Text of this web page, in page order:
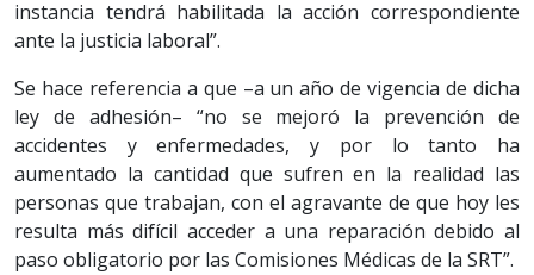
instancia tendrá habilitada la acción correspondiente
ante la justicia laboral”.
Se hace referencia a que –a un año de vigencia de dicha
ley de adhesión– “no se mejoró la prevención de
accidentes y enfermedades, y por lo tanto ha
aumentado la cantidad que sufren en la realidad las
personas que trabajan, con el agravante de que hoy les
resulta más difícil acceder a una reparación debido al
paso obligatorio por las Comisiones Médicas de la SRT”.